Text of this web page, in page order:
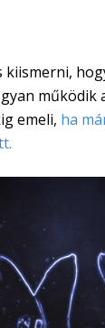
kiismerni,
működik
emeli, ha